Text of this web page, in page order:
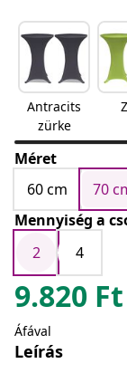
Antracits
zürke
Méret
60 cm
70
Mennyiség a
2
4
9.820 Ft
Áfával
Leírás